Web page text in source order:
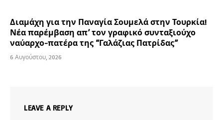
Διαμάχη για την Παναγία Σουμελά στην Τουρκία!
Νέα παρέμβαση απ’ τον γραφικό συνταξιούχο
ναύαρχο-πατέρα της “Γαλάζιας Πατρίδας”
6 Αυγούστου, 2026
LEAVE A REPLY